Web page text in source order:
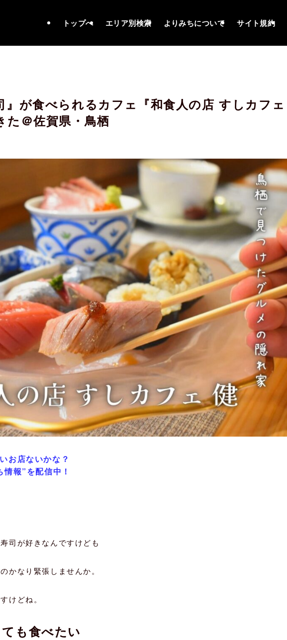
トップへ エリア別検索 よりみちについて サイト規約
』が食べられるカフェ『和食人の店 すしカフェ
た＠佐賀県・鳥栖
お店ないかな？
報”を配信中！
司が好きなんですけども
かなり緊張しませんか。
けどね。
も食べたい